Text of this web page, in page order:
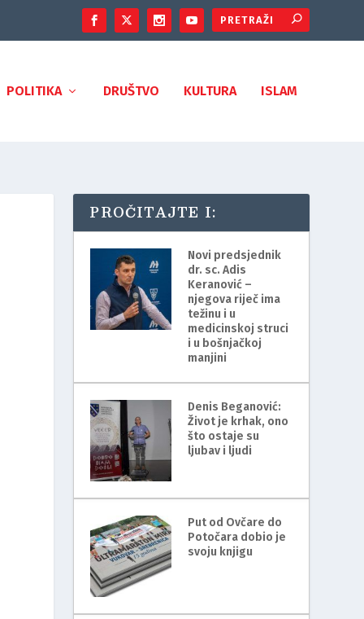
POLITIKA DRUŠTVO KULTURA ISLAM
PROČITAJTE I:
Novi predsjednik
dr. sc. Adis
Keranović –
njegova riječ ima
težinu i u
medicinskoj struci
i u bošnjačkoj
manjini
Denis Beganović:
Život je krhak, ono
što ostaje su
ljubav i ljudi
Put od Ovčare do
Potočara dobio je
svoju knjigu